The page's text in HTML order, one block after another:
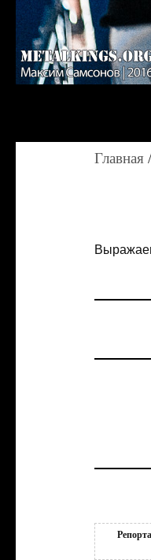
Главная